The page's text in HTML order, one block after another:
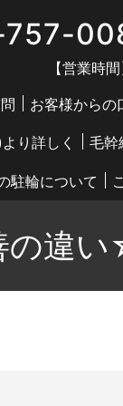
【営業時
お客様からの
り詳しく 毛幹
駐輪について
の違